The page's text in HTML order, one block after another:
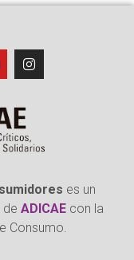
es un
ADICAEcon la
Consumo.